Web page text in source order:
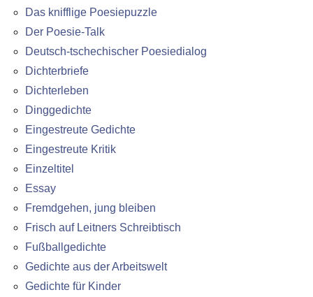
Das knifflige Poesiepuzzle
Der Poesie-Talk
Deutsch-tschechischer Poesiedialog
Dichterbriefe
Dichterleben
Dinggedichte
Eingestreute Gedichte
Eingestreute Kritik
Einzeltitel
Essay
Fremdgehen, jung bleiben
Frisch auf Leitners Schreibtisch
Fußballgedichte
Gedichte aus der Arbeitswelt
Gedichte für Kinder